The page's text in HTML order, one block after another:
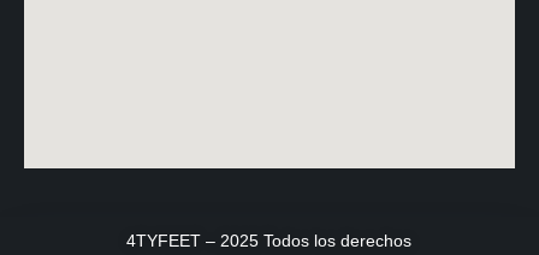
4TYFEET – 2025 Todos los derechos